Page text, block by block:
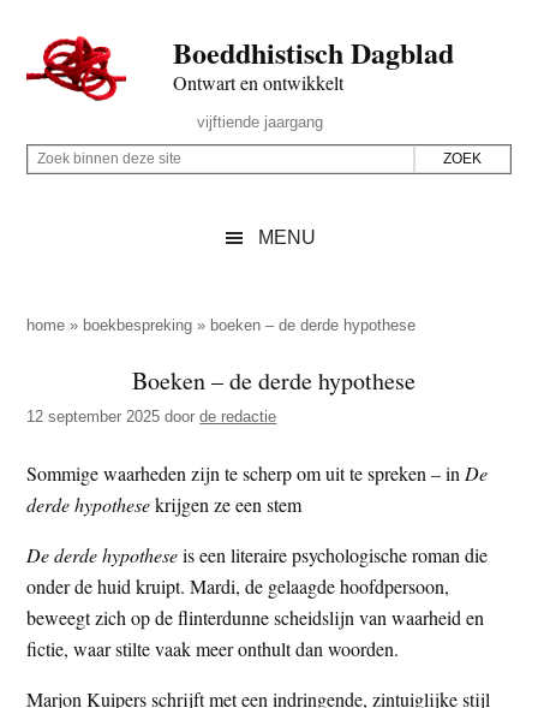
naar
de
inhoud
secondary
naar
de
sidebar
naar
de
Boeddhistisch Dagblad
Ontwart en ontwikkelt
Rechts
vijftiende jaargang
Z
p
z
e
s
t
e
Z
i
e
d
e
e
s
i
t
e
MENU
home » boekbespreking » boeken – de derde hypothese
Boeken – de derde hypothese
12 september 2025 doorde redactie
Sommige waarheden zijn te scherp om uit te spreken – in De
derde hypothesekrijgen ze een stem
De derde hypotheseis een literaire psychologische roman die
onder de huid kruipt. Mardi, de gelaagde hoofdpersoon,
beweegt zich op de flinterdunne scheidslijn van waarheid en
fictie, waar stilte vaak meer onthult dan woorden.
Marjon Kuipers schrijft met een indringende, zintuiglijke stijl